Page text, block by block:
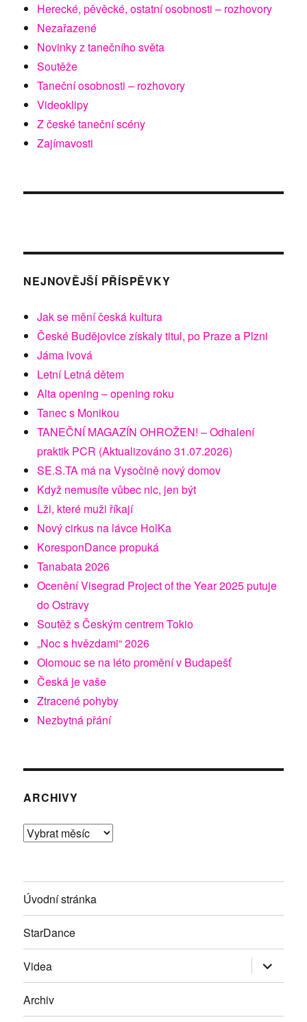
Herecké, pěvěcké, ostatní osobnosti – rozhovory
Nezařazené
Novinky z tanečního světa
Soutěže
Taneční osobnosti – rozhovory
Videoklipy
Z české taneční scény
Zajímavosti
NEJNOVĚJŠÍ PŘÍSPĚVKY
Jak se mění česká kultura
České Budějovice získaly titul, po Praze a Plzni
Jáma lvová
Letní Letná dětem
Alta opening – opening roku
Tanec s Monikou
TANEČNÍ MAGAZÍN OHROŽEN! – Odhalení
praktik PCR (Aktualizováno 31.07.2026)
SE.S.TA má na Vysočině nový domov
Když nemusíte vůbec nic, jen být
Lži, které muži říkají
Nový cirkus na lávce HolKa
KoresponDance propuká
Tanabata 2026
Ocenění Visegrad Project of the Year 2025 putuje
do Ostravy
Soutěž s Českým centrem Tokio
„Noc s hvězdami“ 2026
Olomouc se na léto promění v Budapešť
Česká je vaše
Ztracené pohyby
Nezbytná přání
ARCHIVY
Archivy
Úvodní stránka
StarDance
Videa Zobrazit
položky
Archiv